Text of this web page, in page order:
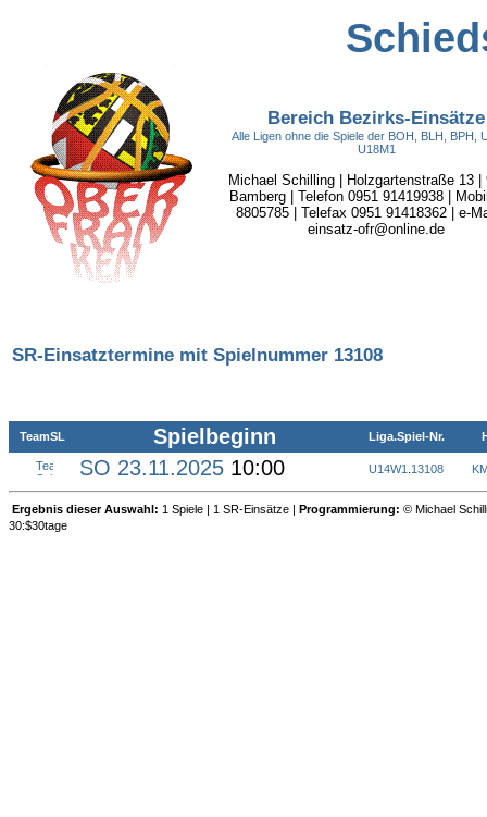
Bereich Bezirks-Einsätze
Alle Ligen ohne die Spiele der BOH, BLH, BPH,
U18M1
Michael Schilling | Holzgartenstraße 13 |
Bamberg | Telefon 0951 91419938 |
8805785 | Telefax 0951 91418362 | e-
einsatz-ofr@online.de
SR-Einsatztermine mit Spielnummer 13108
TeamSL Spielbeginn Liga.Spiel-Nr.
SO 23.11.2025 10:00 U14W1 13108
Ergebnis dieser Auswahl: 1 Spiele | 1 SR-Einsätze | Programmierung: © Michael
30:$30tage